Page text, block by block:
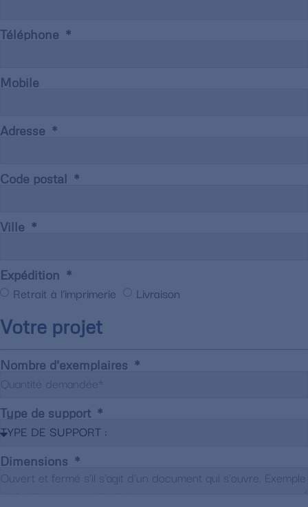
Téléphone
Mobile
Adresse
Code postal
Ville
Expédition
Retrait à l'imprimerie Livraison
Votre projet
Nombre d'exemplaires
Type de support
Dimensions